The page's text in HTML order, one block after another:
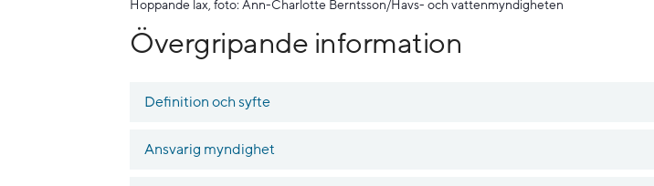
Hoppande lax, foto: Ann-Charlotte Berntsson/Havs- och vattenmyndigheten
Övergripande information
Definition och syfte
Ansvarig myndighet